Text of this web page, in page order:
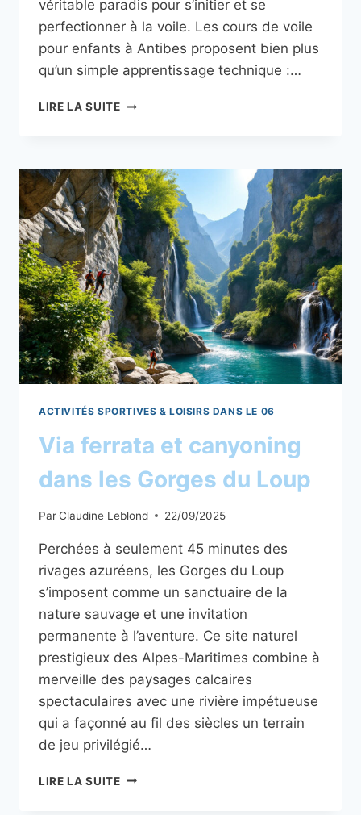
véritable paradis pour s’initier et se
perfectionner à la voile. Les cours de voile
pour enfants à Antibes proposent bien plus
qu’un simple apprentissage technique :…
LIRE LA SUITECOURS
ENFANTS
À
ANTIBES
ACTIVITÉS SPORTIVES & LOISIRS DANS LE 06
Via ferrata et canyoning
dans les Gorges du Loup
ParClaudine Leblond 22/09/2025
Perchées à seulement 45 minutes des
rivages azuréens, les Gorges du Loup
s’imposent comme un sanctuaire de la
nature sauvage et une invitation
permanente à l’aventure. Ce site naturel
prestigieux des Alpes-Maritimes combine à
merveille des paysages calcaires
spectaculaires avec une rivière impétueuse
qui a façonné au fil des siècles un terrain
de jeu privilégié…
LIRE LA SUITEVIA